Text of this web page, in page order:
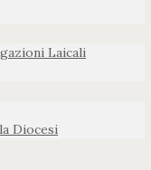
Laicali
Diocesi